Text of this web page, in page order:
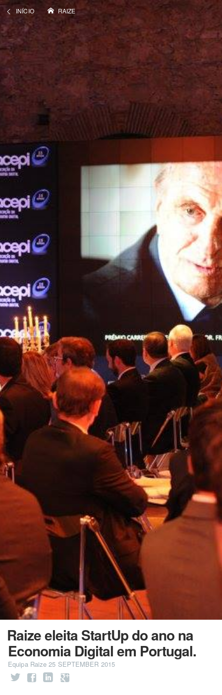
INÍCIO RAIZE
Raize eleita StartUp do ano na
Economia Digital em Portugal.
Equipa Raize 25 SEPTEMBER 2015